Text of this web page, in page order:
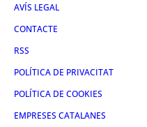
AVÍS LEGAL
CONTACTE
RSS
POLÍTICA DE PRIVACITAT
POLÍTICA DE COOKIES
EMPRESES CATALANES